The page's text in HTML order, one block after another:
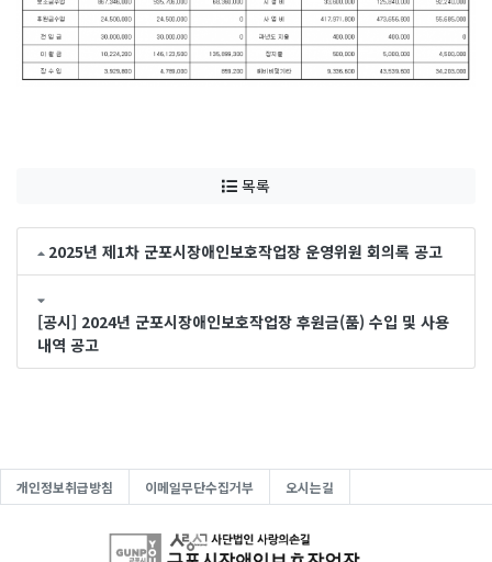
목록
2025년 제1차 군포시장애인보호작업장 운영위원 회의록 공고
[공시] 2024년 군포시장애인보호작업장 후원금(품) 수입 및 사용
내역 공고
개인정보취급방침 이메일무단수집거부 오시는길